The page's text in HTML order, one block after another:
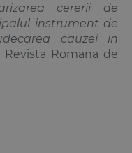
cererii de
instrument de
cauzei in
Revista Romana de